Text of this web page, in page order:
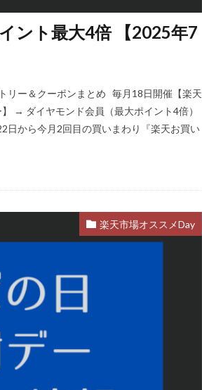
ント最大4倍 【2025年7
リー＆クーポンまとめ 毎月18日開催【楽天
→ ダイヤモンド会員（最大ポイント4倍）
から今月2回目の買いまわり『楽天お買い
楽天市場オススメDay